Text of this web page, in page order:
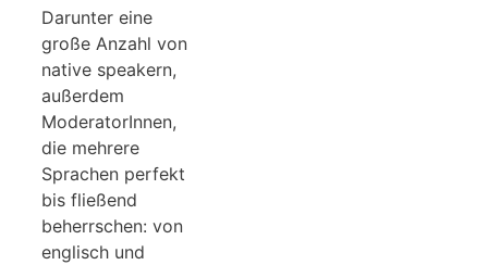
Darunter eine
große Anzahl von
native speakern,
außerdem
ModeratorInnen,
die mehrere
Sprachen perfekt
bis fließend
beherrschen: von
englisch und